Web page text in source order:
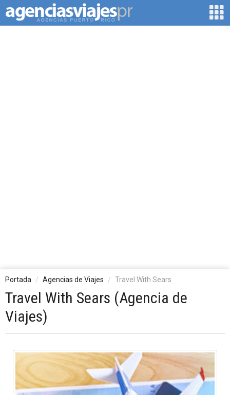
Portada Agencias de Viajes Travel With Sears
Travel With Sears (Agencia de
Viajes)